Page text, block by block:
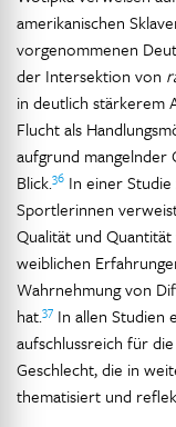
amerikanischen
vorgenommenen
der Intersektion von
in deutlich stärkerem
Flucht als
aufgrund mangelnder
Blick.36 In einer
Sportlerinnen
Qualität und
weiblichen
Wahrnehmung von
hat.37 In allen Studien
aufschlussreich für
Geschlecht, die in
thematisiert und